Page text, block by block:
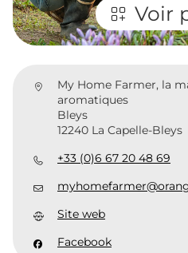
Voir
My Home Farmer, la
aromatiques
Bleys
12240 La Capelle-Bleys
+33 (0)6 67 20 48 69
Site web
Facebook